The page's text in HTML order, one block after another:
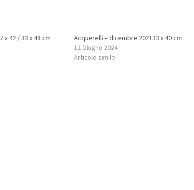
x 42 / 33 x 48 cm
Acquerelli – dicembre 202133 x 40 cm
12 Giugno 2024
Articolo simile